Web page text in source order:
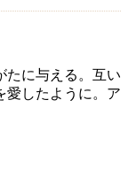
たに与える。互い
愛したように。ア